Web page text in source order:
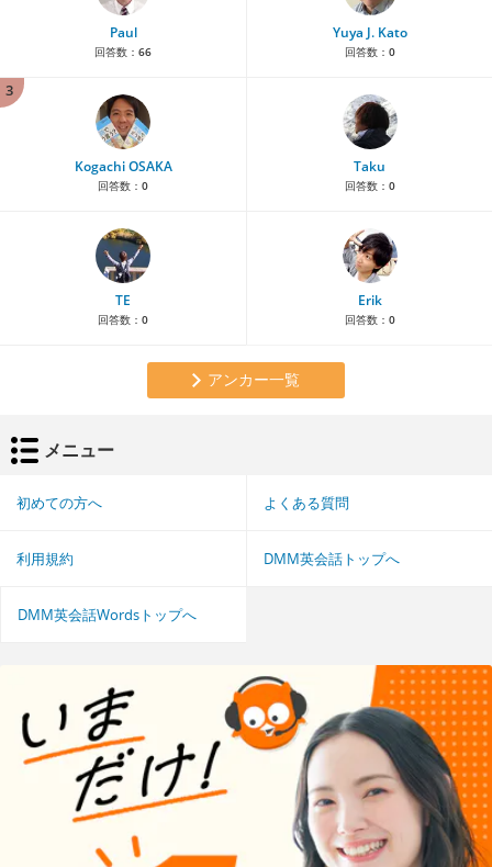
Paul
回答数： 66
Yuya J. Kato
回答数： 0
3
Kogachi OSAKA
回答数： 0
Taku
回答数： 0
TE
回答数： 0
Erik
回答数： 0
アンカー一覧
メニュー
初めての方へ よくある質問
利用規約 DMM英会話トップへ
DMM英会話Wordsトップへ